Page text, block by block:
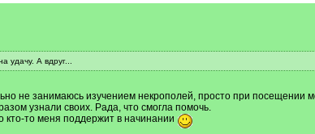
удачу. А вдруг...
не занимаюсь изучением некрополей, просто при посещении
узнали своих. Рада, что смогла помочь.
кто-то меня поддержит в начинании